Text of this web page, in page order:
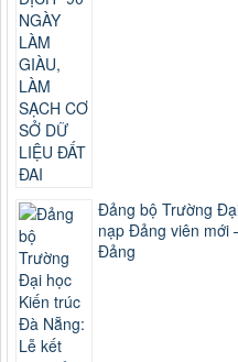
Đảng bộ Trường
nạp Đảng viên mới
Đảng